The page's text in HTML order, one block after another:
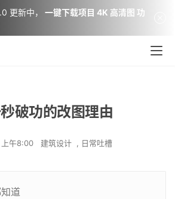
破功的改图理由
午8:00 建筑设计 , 日常吐槽
道
更新中，
一键下载项目 4K 高清图 功